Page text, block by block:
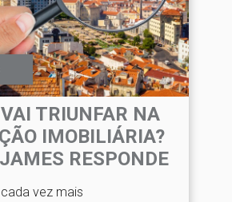
TRIUNFAR NA
IMOBILIÁRIA?
RESPONDE
vez mais